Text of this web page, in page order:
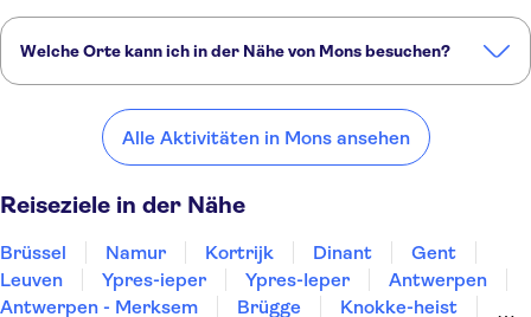
Welche Orte kann ich in der Nähe von Mons besuchen?
Namur Kortrijk Dinant Gent
Alle Aktivitäten in Mons ansehen
Reiseziele in der Nähe
Brüssel Namur Kortrijk Dinant
Gent
Leuven
Ypres-ieper Ypres-Ieper
Antwerpen
Antwerpen - Merksem
Brügge
Knokke-heist